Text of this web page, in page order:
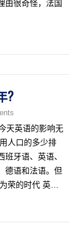
由很奇怪，法国
?
天英语的影响无
人口的多少排
牙语、英语、
德语和法语。但
荣的时代 英…